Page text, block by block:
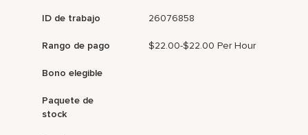
ID de trabajo 26076858
Rango de pago $22.00-$22.00 Per Hour
Bono elegible
Paquete de
stock